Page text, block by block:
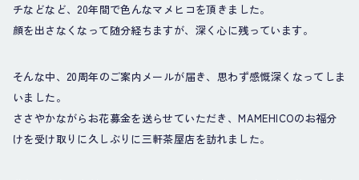
チなどなど、20年間で色んなマメヒコを頂きました。
顔を出さなくなって随分経ちますが、深く心に残っています。
そんな中、20周年のご案内メールが届き、思わず感慨深くなってしま
いました。
ささやかながらお花募金を送らせていただき、MAMEHICOのお福分
けを受け取りに久しぶりに三軒茶屋店を訪れました。